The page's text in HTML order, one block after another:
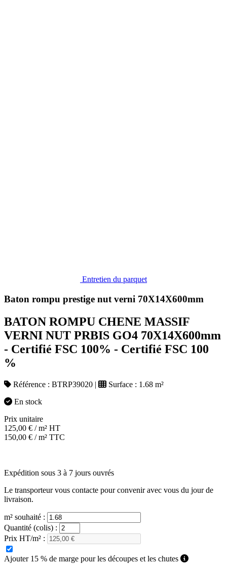
Entretien du parquet
Baton rompu prestige nut verni 70X14X600mm
BATON ROMPU CHENE MASSIF
VERNI NUT PRBIS GO4 70X14X600mm
- Certifié FSC 100% - Certifié FSC 100
%
Référence : BTRP39020 | Surface : 1.68 m²
En stock
Prix unitaire
125,00 € / m² HT
150,00 € / m² TTC
Expédition sous 3 à 7 jours ouvrés
Le transporteur vous contacte pour convenir avec vous du jour de
livraison.
m² souhaité :
Quantité (colis) :
Prix HT/m² :
Ajouter 15 % de marge pour les découpes et les chutes